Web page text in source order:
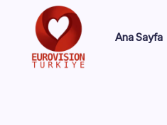
Ana Sayfa